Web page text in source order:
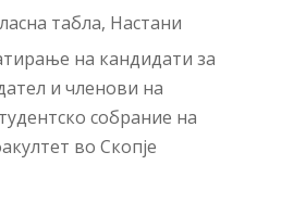
табла, Настани
на кандидати за
и членови на
собрание на
во Скопје